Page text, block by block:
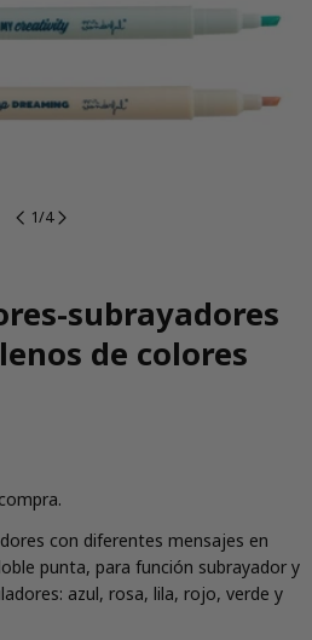
1/4
subrayadores
de colores
con diferentes mensajes en
punta, para función subrayador y
azul, rosa, lila, rojo, verde y